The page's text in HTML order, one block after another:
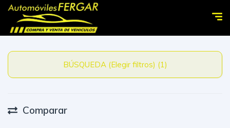
BÚSQUEDA (Elegir filtros) (1)
Comparar